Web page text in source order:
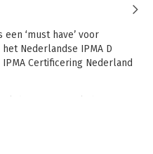
‘must have’ voor
Nederlandse IPMA D
Certificering Nederland
van de verplichte leerstof
en open vragen met